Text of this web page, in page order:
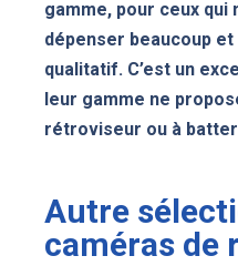
gamme, pour ceux qui
dépenser beaucoup
qualitatif. C’est un
leur gamme ne
rétroviseur ou à
Autre
caméras de